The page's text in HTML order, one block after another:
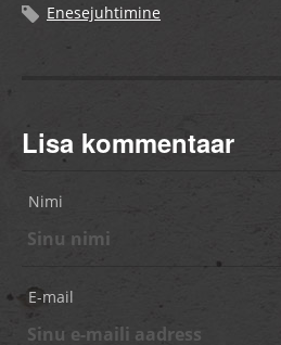
Enesejuhtimine
Lisa kommentaar
Nimi
E-mail